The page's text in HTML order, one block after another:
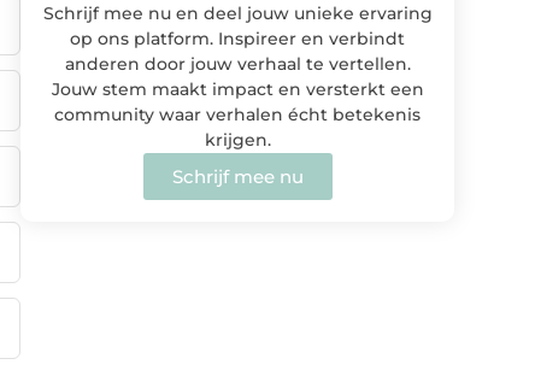
Schrijf mee nu en deel jouw unieke ervaring
op ons platform. Inspireer en verbindt
anderen door jouw verhaal te vertellen.
Jouw stem maakt impact en versterkt een
community waar verhalen écht betekenis
krijgen.
Schrijf mee nu